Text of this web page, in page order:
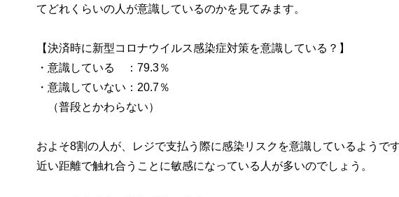
てどれくらいの人が意識しているのかを見てみます。
【決済時に新型コロナウイルス感染症対策を意識している？】
・意識している ：79.3％
・意識していない：20.7％
（普段とかわらない）
およそ8割の人が、レジで支払う際に感染リスクを意識しているようで
近い距離で触れ合うことに敏感になっている人が多いのでしょう。